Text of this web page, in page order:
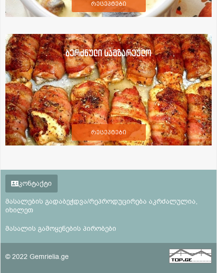
რეცეპტები
ბერძნული სამზარეულო
რეცეპტები
კონტაქტი
მასალების გადაბეჭდვა/რეპროდუცირება აკრძალულია,
იხილეთ
მასალის გამოყენების პირობები
© 2022 Gemrielia.ge